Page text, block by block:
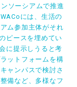
ソーシアムで推進
には、生活の
ム参加主体がそれ
ピースを埋めてい
に提示しうると考
ットフォームを構
ャンパスで検討さ
備など、多様なフ